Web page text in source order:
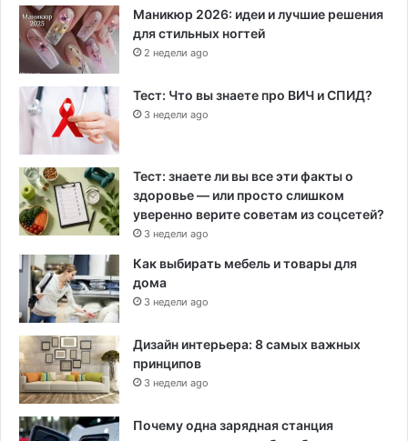
Маникюр 2026: идеи и лучшие решения
для стильных ногтей
2 недели ago
Тест: Что вы знаете про ВИЧ и СПИД?
3 недели ago
Тест: знаете ли вы все эти факты о
здоровье — или просто слишком
уверенно верите советам из соцсетей?
3 недели ago
Как выбирать мебель и товары для
дома
3 недели ago
Дизайн интерьера: 8 самых важных
принципов
3 недели ago
Почему одна зарядная станция